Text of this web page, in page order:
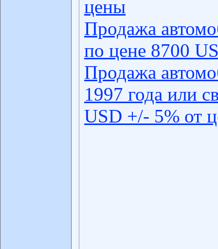
цены
Продажа
по цене 8700
Продажа
1997 года или
USD +/- 5% от